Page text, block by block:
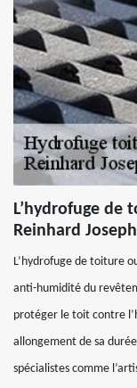
L’hydrofuge de
Reinhard Joseph
L’hydrofuge de toiture
anti-humidité du
protéger le toit contre
allongement de sa
spécialistes comme